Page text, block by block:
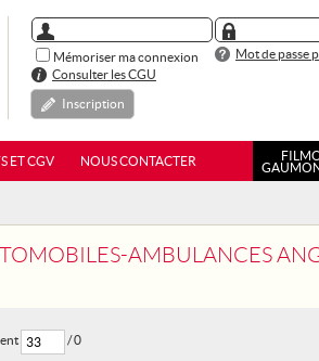
Mémoriser ma connexion
Mot de passe
Consulter les CGU
Inscription
ET CGV NOUS CONTACTER
AMBULANCES
/ 0